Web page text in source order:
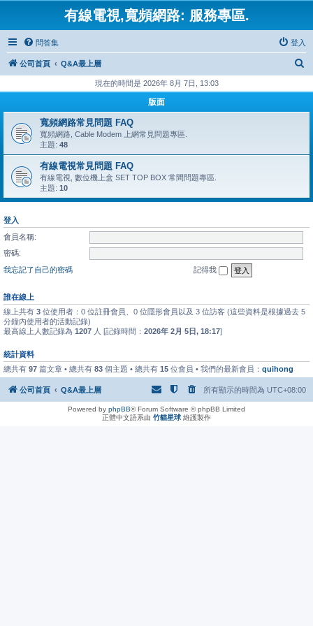
有線電視,寬頻網路: 服務專區.
問答集 登入
公司首頁 Q&A最上層
現在的時間是 2026年 8月 7日, 13:03
版面
寬頻網路常見問題 FAQ
寬頻網路, Cable Modem 上網常見問題專區.
主題: 48
有線電視常見問題 FAQ
有線電視, 數位機上盒 SET TOP BOX 常間問題專區.
主題: 10
登入
會員名稱:
密碼:
我忘記了自己的密碼
記得我
誰在線上
線上共有 3 位使用者：0 位註冊會員、0 位隱形會員以及 3 位訪客 (這些資料是根據過去 5
分鐘內使用者的活動記錄)
最高線上人數記錄為 1207 人 [記錄時間： 2026年 2月 5日, 18:17]
統計資料
總共有 97 篇文章 • 總共有 83 個主題 • 總共有 15 位會員 • 我們的最新會員： quihong
公司首頁 Q&A最上層 所有顯示的時間為 UTC+08:00
Powered by phpBB® Forum Software © phpBB Limited
正體中文語系由 竹貓星球 維護製作